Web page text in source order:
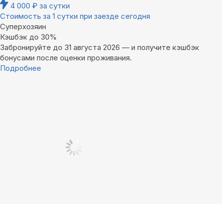
4 000 ₽ за сутки
Стоимость за 1 сутки при заезде сегодня
Суперхозяин
Кэшбэк до 30%
Забронируйте до 31 августа 2026 — и получите кэшбэк
бонусами после оценки проживания.
Подробнее